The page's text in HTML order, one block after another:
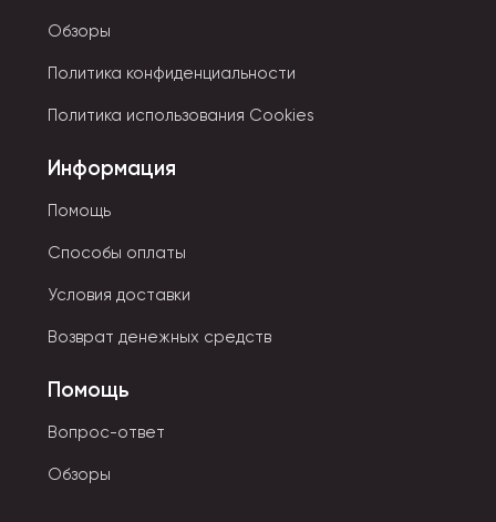
Обзоры
Политика конфиденциальности
Политика использования Cookies
Информация
Помощь
Способы оплаты
Условия доставки
Возврат денежных средств
Помощь
Вопрос-ответ
Обзоры